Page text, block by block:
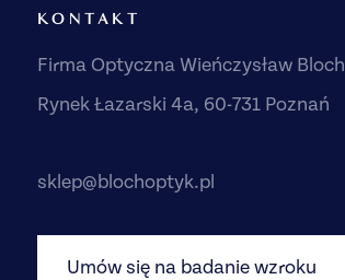
KONTAKT
Firma Optyczna Wieńczysław Bloch
Rynek Łazarski 4a, 60-731 Poznań
sklep@blochoptyk.pl
Umów się na badanie wzroku